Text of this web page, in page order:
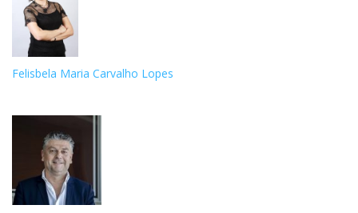
Felisbela Maria Carvalho Lopes